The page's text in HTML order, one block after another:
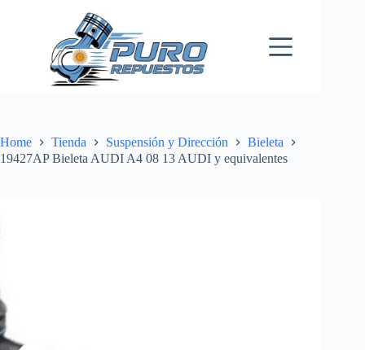
Home Tienda Suspensión y Dirección
Bieleta
19427AP Bieleta AUDI A4 08 13 AUDI y equivalentes